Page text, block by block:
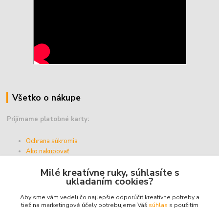
Všetko o nákupe
Prijímame platobné karty:
Ochrana súkromia
Ako nakupovať
Doprava a platba
Obchodné podmienky
Milé kreatívne ruky, súhlasíte s
ukladaním cookies?
Aby sme vám vedeli čo najlepšie odporúčiť kreatívne potreby a
tiež na marketingové účely potrebujeme Váš súhlas s použitím